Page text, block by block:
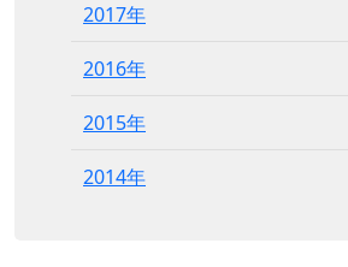
2017年
2016年
2015年
2014年